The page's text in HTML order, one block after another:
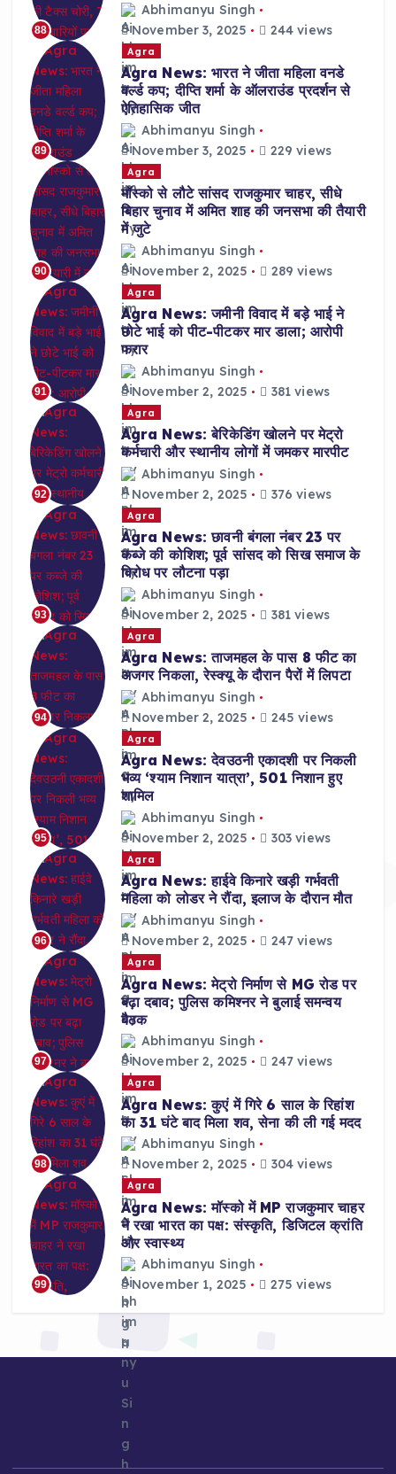
88
Abhimanyu Singh
November 3, 2025
244 views
89
Agra
Agra News: भारत ने जीता महिला वनडे
वर्ल्ड कप; दीप्ति शर्मा के ऑलराउंड प्रदर्शन से
ऐतिहासिक जीत
Abhimanyu Singh
November 3, 2025
229 views
90
Agra
मॉस्को से लौटे सांसद राजकुमार चाहर, सीधे
बिहार चुनाव में अमित शाह की जनसभा की तैयारी
में जुटे
Abhimanyu Singh
November 2, 2025
289 views
91
Agra
Agra News: जमीनी विवाद में बड़े भाई ने
छोटे भाई को पीट-पीटकर मार डाला; आरोपी
फरार
Abhimanyu Singh
November 2, 2025
381 views
92
Agra
Agra News: बेरिकेडिंग खोलने पर मेट्रो
कर्मचारी और स्थानीय लोगों में जमकर मारपीट
Abhimanyu Singh
November 2, 2025
376 views
93
Agra
Agra News: छावनी बंगला नंबर 23 पर
कब्जे की कोशिश; पूर्व सांसद को सिख समाज के
विरोध पर लौटना पड़ा
Abhimanyu Singh
November 2, 2025
381 views
94
Agra
Agra News: ताजमहल के पास 8 फीट का
अजगर निकला, रेस्क्यू के दौरान पैरों में लिपटा
Abhimanyu Singh
November 2, 2025
245 views
95
Agra
Agra News: देवउठनी एकादशी पर निकली
भव्य ‘श्याम निशान यात्रा’, 501 निशान हुए
शामिल
Abhimanyu Singh
November 2, 2025
303 views
96
Agra
Agra News: हाईवे किनारे खड़ी गर्भवती
महिला को लोडर ने रौंदा, इलाज के दौरान मौत
Abhimanyu Singh
November 2, 2025
247 views
97
Agra
Agra News: मेट्रो निर्माण से MG रोड पर
बढ़ा दबाव; पुलिस कमिश्नर ने बुलाई समन्वय
बैठक
Abhimanyu Singh
November 2, 2025
247 views
98
Agra
Agra News: कुएं में गिरे 6 साल के रिहांश
का 31 घंटे बाद मिला शव, सेना की ली गई मदद
Abhimanyu Singh
November 2, 2025
304 views
99
Agra
Agra News: मॉस्को में MP राजकुमार चाहर
ने रखा भारत का पक्ष: संस्कृति, डिजिटल क्रांति
और स्वास्थ्य
Abhimanyu Singh
November 1, 2025
275 views